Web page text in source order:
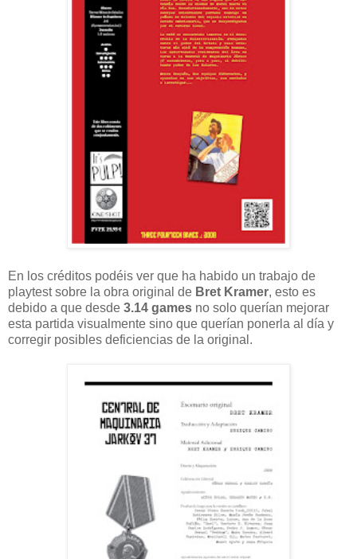
En los créditos podéis ver que ha habido un trabajo de
playtest sobre la obra original de Bret Kramer, esto es
debido a que desde 3.14 games no solo querían mejorar
esta partida visualmente sino que querían ponerla al día y
corregir posibles deficiencias de la original.